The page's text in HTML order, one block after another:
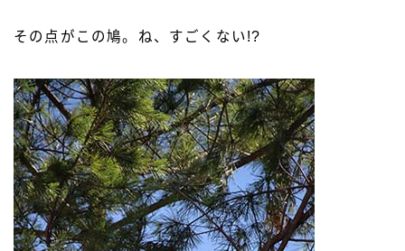
その点がこの鳩。ね、すごくない!?